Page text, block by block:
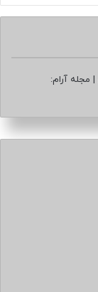
| مجله آرام: